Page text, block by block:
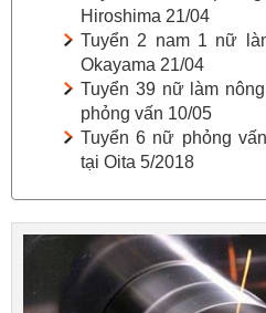
Hiroshima 21/04
Tuyển 2 nam 1 nữ
Okayama 21/04
Tuyển 39 nữ làm
phỏng vấn 10/05
Tuyển 6 nữ phỏng
tại Oita 5/2018